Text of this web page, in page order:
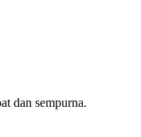
dan sempurna.